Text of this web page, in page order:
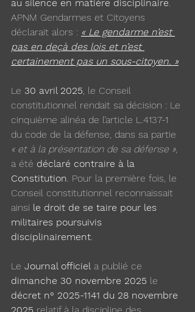
au silence en matière disciplinaire.
APNM Gendarmes et Citoyens
déclarait alors : « Le gendarme n’est
pas en deçà des lois et n’est
certainement pas un sous-citoyen. »
Le 30 avril 2025, le Conseil
constitutionnel rendait sa décision : Le
cinquième alinéa de l’article L.4137-1
du code de la défense, dans sa partie
« et à la présentation de sa défense »,
a été déclaré contraire à la
Constitution. Pour la première fois, le
Conseil constitutionnel reconnaissait
ainsi le droit de se taire pour les
militaires poursuivis
disciplinairement.
Le Journal officiel a publié ce
dimanche 30 novembre 2025 le
décret n° 2025-1141 du 28 novembre